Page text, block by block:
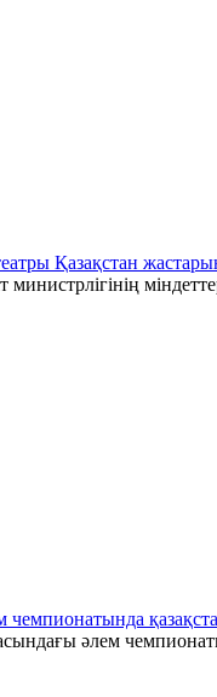
Қазақстан
чемпионатында
әлем